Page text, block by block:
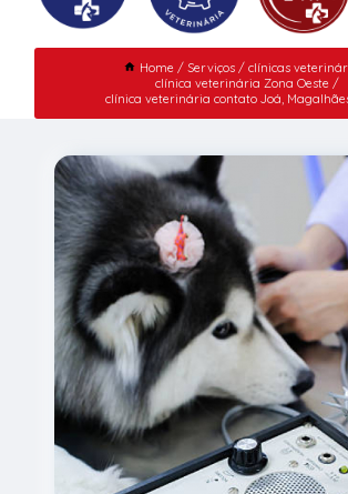
Home Serviços
clínicas
clínica veterinária Zona Oeste
clínica veterinária contato Joá,